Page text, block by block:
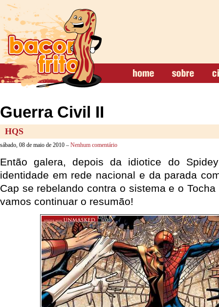
Guerra Civil II
HQS
sábado, 08 de maio de 2010 – Nenhum comentário
Então galera, depois da idiotice do
identidade em rede nacional e da parada
Cap se rebelando contra o sistema e o
vamos continuar o resumão!